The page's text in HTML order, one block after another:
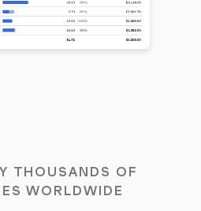
THOUSANDS OF
WORLDWIDE